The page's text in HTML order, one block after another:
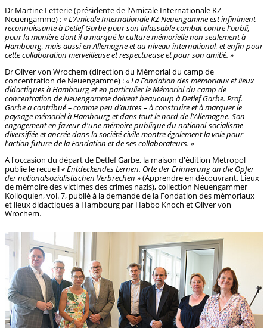
Dr Martine Letterie (présidente de l'Amicale Internationale KZ
Neuengamme) :« L'Amicale Internationale KZ Neuengamme est infiniment
reconnaissante à Detlef Garbe pour son inlassable combat contre l'oubli,
pour la manière dont il a marqué la culture mémorielle non seulement à
Hambourg, mais aussi en Allemagne et au niveau international, et enfin pour
cette collaboration merveilleuse et respectueuse et pour son amitié. »
Dr Oliver von Wrochem (direction du Mémorial du camp de
concentration de Neuengamme) :« La Fondation des mémoriaux et lieux
didactiques à Hambourg et en particulier le Mémorial du camp de
concentration de Neuengamme doivent beaucoup à Detlef Garbe. Prof.
Garbe a contribué – comme peu d’autres – à construire et à marquer le
paysage mémoriel à Hambourg et dans tout le nord de l'Allemagne. Son
engagement en faveur d'une mémoire publique du national-socialisme
diversifiée et ancrée dans la société civile montre également la voie pour
l'action future de la Fondation et de ses collaborateurs. »
A l'occasion du départ de Detlef Garbe, la maison d'édition Metropol
publie le recueil« Entdeckendes Lernen. Orte der Erinnerung an die Opfer
der nationalsozialistischen Verbrechen »(Apprendre en découvrant. Lieux
de mémoire des victimes des crimes nazis), collection Neuengammer
Kolloquien, vol. 7, publié à la demande de la Fondation des mémoriaux
et lieux didactiques à Hambourg par Habbo Knoch et Oliver von
Wrochem.